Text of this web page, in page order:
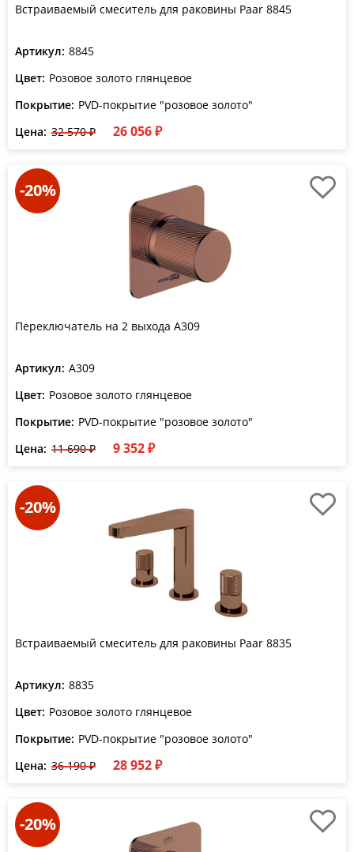
Встраиваемый смеситель для раковины Paar 8845
Артикул: 8845
Цвет: Розовое золото глянцевое
Покрытие: PVD-покрытие "розовое золото"
Цена: 32 570 ₽ 26 056 ₽
-20%
Переключатель на 2 выхода A309
Артикул: A309
Цвет: Розовое золото глянцевое
Покрытие: PVD-покрытие "розовое золото"
Цена: 11 690 ₽ 9 352 ₽
-20%
Встраиваемый смеситель для раковины Paar 8835
Артикул: 8835
Цвет: Розовое золото глянцевое
Покрытие: PVD-покрытие "розовое золото"
Цена: 36 190 ₽ 28 952 ₽
-20%